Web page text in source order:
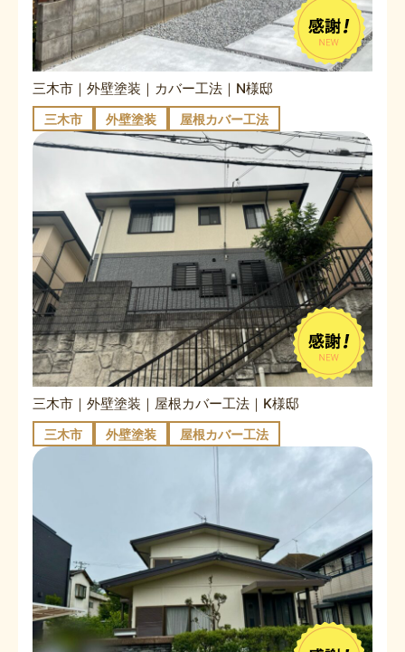
三木市｜外壁塗装｜カバー工法｜N様邸
三木市 外壁塗装 屋根カバー工法
三木市｜外壁塗装｜屋根カバー工法｜K様邸
三木市 外壁塗装 屋根カバー工法